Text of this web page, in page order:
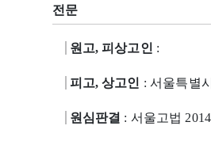
전문
원고, 피상고인 :
피고, 상고인 : 서울특별
원심판결 : 서울고법